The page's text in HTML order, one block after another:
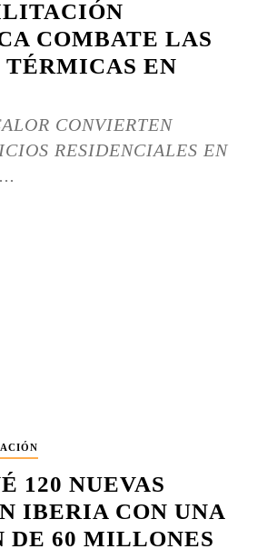
COMBATE LAS
TÉRMICAS EN
CONVIERTEN
RESIDENCIALES EN
120 NUEVAS
IBERIA CON UNA
DE 60 MILLONES